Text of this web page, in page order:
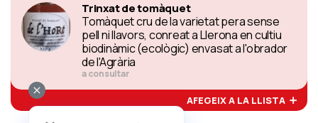
Trinxat de tomàquet
Tomàquet cru de la varietat pera sense
pell ni llavors, conreat a Llerona en cultiu
biodinàmic (ecològic) envasat a l'obrador
de l'Agrària
a consultar
AFEGEIX A LA LLISTA